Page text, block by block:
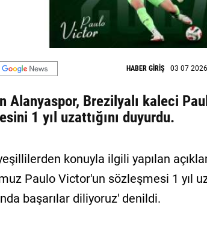
HABER GİRİŞ 03 07
Alanyaspor, Brezilyalı kaleci
1 yıl uzattığını duyurdu.
konuyla ilgili yapılan
Paulo Victor'un sözleşmesi 1 yıl
başarılar diliyoruz' denildi.